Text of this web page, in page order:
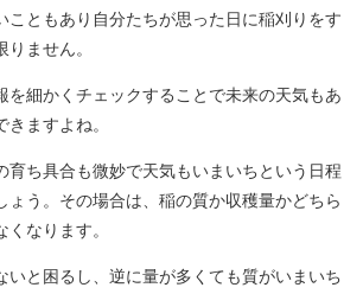
こともあり自分たちが思った日に稲刈りをす
りません。
を細かくチェックすることで未来の天気もあ
きますよね。
育ち具合も微妙で天気もいまいちという日程
ょう。その場合は、稲の質か収穫量かどちら
なります。
いと困るし、逆に量が多くても質がいまいち